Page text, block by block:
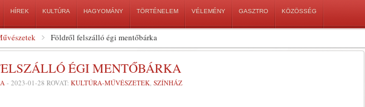
HÍREK KULTÚRA HAGYOMÁNY TÖRTÉNELEM VÉLEMÉNY GASZTRO KÖZÖSSÉG
Földről felszálló égi mentőbárka
ÉGI MENTŐBÁRKA
- 2023-01-28 ROVAT: KULTÚRA-MŰVÉSZETEK, SZÍNHÁZ